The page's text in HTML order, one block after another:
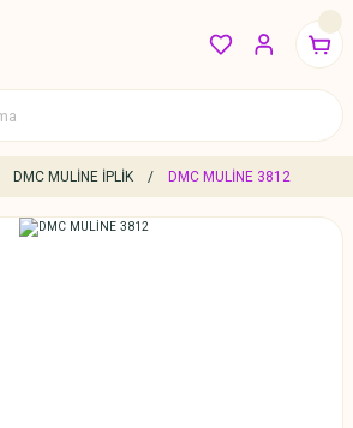
DMC MULİNE İPLİK DMC MULİNE 3812